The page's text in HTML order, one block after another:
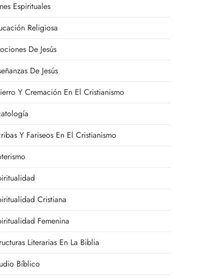
Espirituales
Religiosa
De Jesús
De Jesús
Y Cremación En El Cristianismo
Y Fariseos En El Cristianismo
Cristiana
Femenina
Literarias En La Biblia
Bíblico